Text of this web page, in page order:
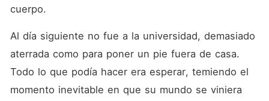
cuerpo.
Al día siguiente no fue a la universidad, demasiado
aterrada como para poner un pie fuera de casa.
Todo lo que podía hacer era esperar, temiendo el
momento inevitable en que su mundo se viniera